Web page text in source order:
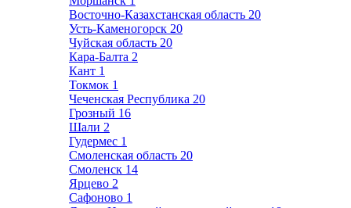
Восточно-Казахстанская область 20
Усть-Каменогорск 20
Чуйская область 20
Кара-Балта 2
Кант 1
Токмок 1
Чеченская Республика 20
Грозный 16
Шали 2
Гудермес 1
Смоленская область 20
Смоленск 14
Ярцево 2
Сафоново 1